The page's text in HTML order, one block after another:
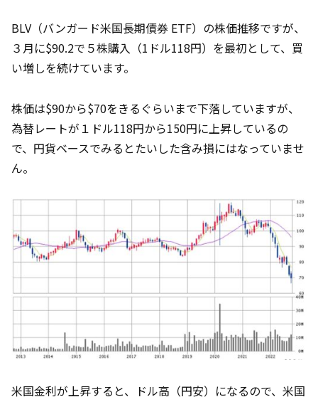
BLV（バンガード米国長期債券 ETF）の株価推移ですが、
３月に$90.2で５株購入（1ドル118円）を最初として、買
い増しを続けています。
株価は$90から$70をきるぐらいまで下落していますが、
為替レートが１ドル118円から150円に上昇しているの
で、円貨ベースでみるとたいした含み損にはなっていませ
ん。
米国金利が上昇すると、ドル高（円安）になるので、米国